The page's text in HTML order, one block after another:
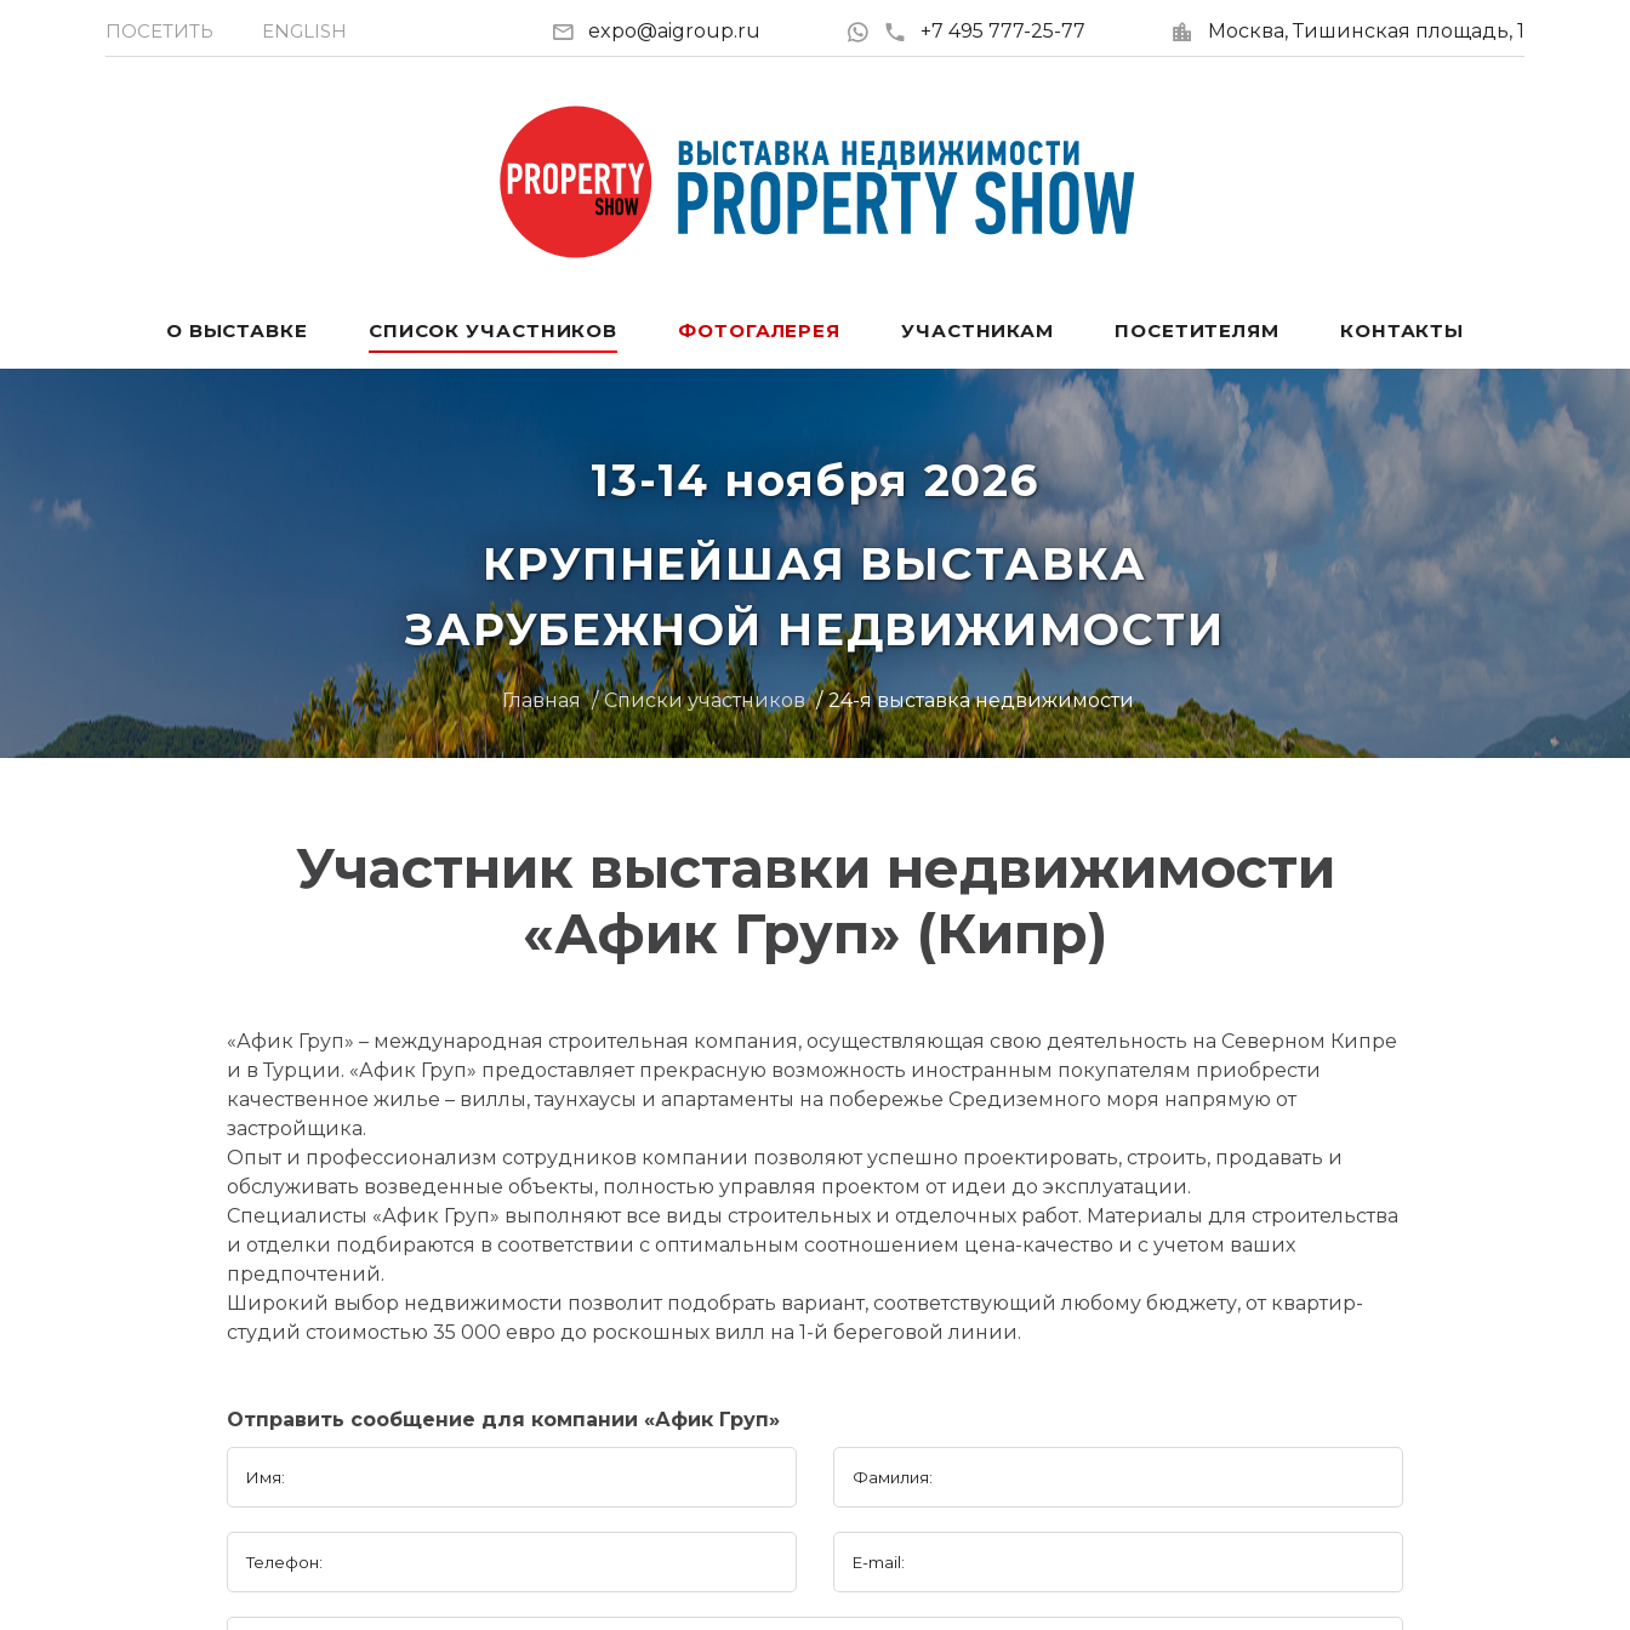
ПОСЕТИТЬ ENGLISH expo@aigroup.ru +7 495 777-25-77 Москва, Тишинская площадь, 1
О ВЫСТАВКЕ СПИСОК УЧАСТНИКОВ ФОТОГАЛЕРЕЯ УЧАСТНИКАМ ПОСЕТИТЕЛЯМ КОНТАКТЫ
13-14 ноября 2026
КРУПНЕЙШАЯ ВЫСТАВКА
ЗАРУБЕЖНОЙ НЕДВИЖИМОСТИ
Главная Списки участников 24-я выставка недвижимости
Участник выставки недвижимости
«Афик Груп» (Кипр)
«Афик Груп» – международная строительная компания, осуществляющая свою деятельность на Северном Кипре
и в Турции. «Афик Груп» предоставляет прекрасную возможность иностранным покупателям приобрести
качественное жилье – виллы, таунхаусы и апартаменты на побережье Средиземного моря напрямую от
застройщика.
Опыт и профессионализм сотрудников компании позволяют успешно проектировать, строить, продавать и
обслуживать возведенные объекты, полностью управляя проектом от идеи до эксплуатации.
Специалисты «Афик Груп» выполняют все виды строительных и отделочных работ. Материалы для строительства
и отделки подбираются в соответствии с оптимальным соотношением цена-качество и с учетом ваших
предпочтений.
Широкий выбор недвижимости позволит подобрать вариант, соответствующий любому бюджету, от квартир-
студий стоимостью 35 000 евро до роскошных вилл на 1-й береговой линии.
Отправить сообщение для компании «Афик Груп»
Имя: Фамилия:
Телефон: E-mail: